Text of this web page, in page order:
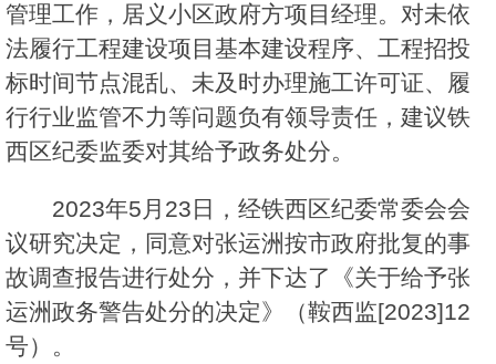
管理工作，居义小区政府方项目经理。对未依
法履行工程建设项目基本建设程序、工程招投
标时间节点混乱、未及时办理施工许可证、履
行行业监管不力等问题负有领导责任，建议铁
西区纪委监委对其给予政务处分。
2023年5月23日，经铁西区纪委常委会会
议研究决定，同意对张运洲按市政府批复的事
故调查报告进行处分，并下达了《关于给予张
运洲政务警告处分的决定》（鞍西监[2023]12
号）。